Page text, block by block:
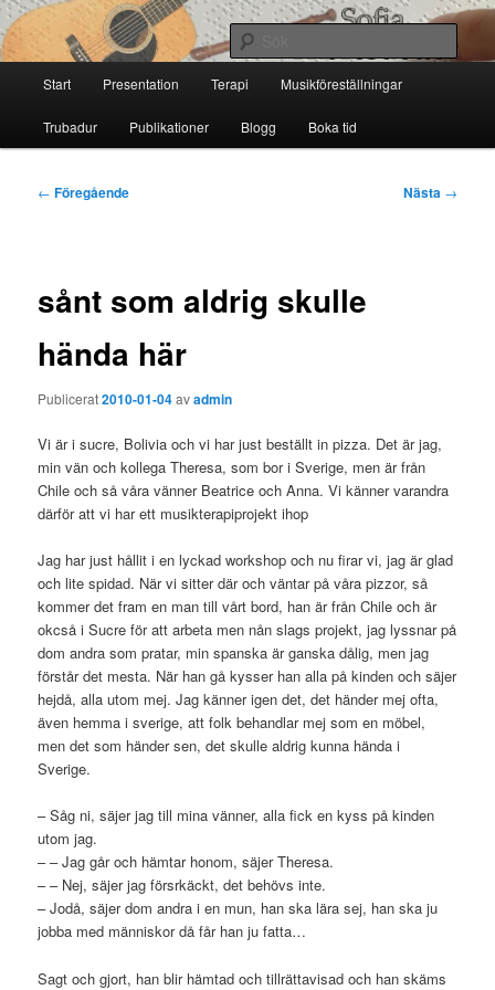
Hoppa
till
primärt
innehållSofia Thoresdotter
Start Presentation Terapi Musikföreställningar
Trubadur Publikationer Blogg Boka tid
Inläggsnavigering
← Föregående Nästa →
sånt som aldrig skulle
hända här
Publicerat2010-01-04avadmin
Vi är i sucre, Bolivia och vi har just beställt in pizza. Det är jag,
min vän och kollega Theresa, som bor i Sverige, men är från
Chile och så våra vänner Beatrice och Anna. Vi känner varandra
därför att vi har ett musikterapiprojekt ihop
Jag har just hållit i en lyckad workshop och nu firar vi, jag är glad
och lite spidad. När vi sitter där och väntar på våra pizzor, så
kommer det fram en man till vårt bord, han är från Chile och är
okcså i Sucre för att arbeta men nån slags projekt, jag lyssnar på
dom andra som pratar, min spanska är ganska dålig, men jag
förstår det mesta. När han gå kysser han alla på kinden och säjer
hejdå, alla utom mej. Jag känner igen det, det händer mej ofta,
även hemma i sverige, att folk behandlar mej som en möbel,
men det som händer sen, det skulle aldrig kunna hända i
Sverige.
– Såg ni, säjer jag till mina vänner, alla fick en kyss på kinden
utom jag.
– – Jag går och hämtar honom, säjer Theresa.
– – Nej, säjer jag försrkäckt, det behövs inte.
– Jodå, säjer dom andra i en mun, han ska lära sej, han ska ju
jobba med människor då får han ju fatta…
Sagt och gjort, han blir hämtad och tillrättavisad och han skäms